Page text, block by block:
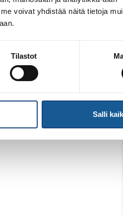
voivat yhdistää näitä tietoja
Tilastot
Salli